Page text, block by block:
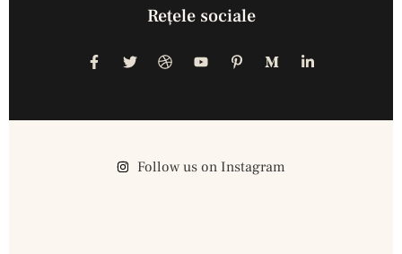
Reţele sociale
Follow us on Instagram